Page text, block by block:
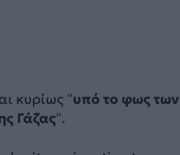
κυρίως “υπό το φως των
Γάζας“.